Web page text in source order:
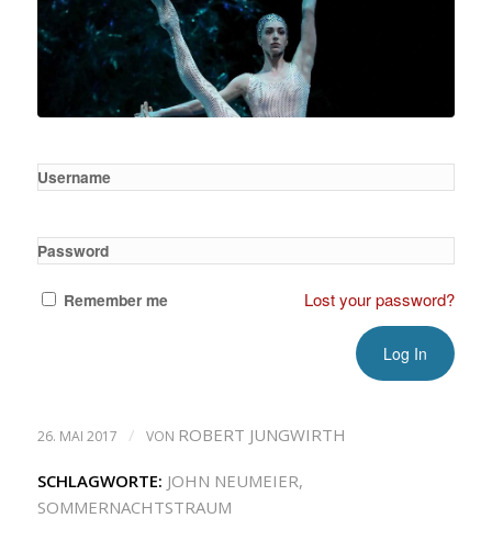
Username
Password
Remember me Lost your password?
26. MAI 2017 / VON ROBERT JUNGWIRTH
SCHLAGWORTE: JOHN NEUMEIER,
SOMMERNACHTSTRAUM